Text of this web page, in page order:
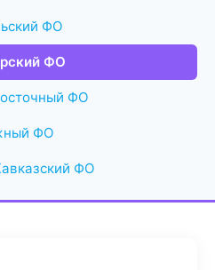
ФО
ФО
ФО
ФО
ФО